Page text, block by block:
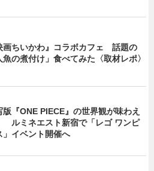
画ちいかわ』コラボカフェ 話題の
魚の煮付け」食べてみた〈取材レポ〉
版『ONE PIECE』の世界観が味わえ
ルミネエスト新宿で「レゴ ワンピ
」イベント開催へ